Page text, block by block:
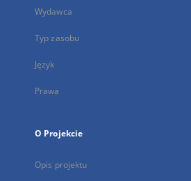
Wydawca
Typ zasobu
Język
Prawa
O Projekcie
Opis projektu